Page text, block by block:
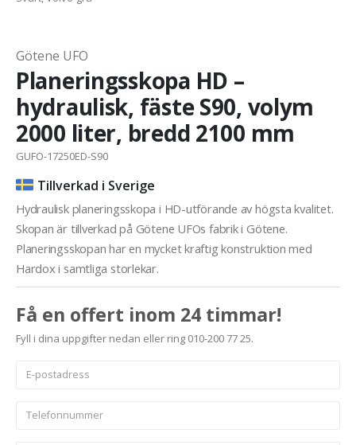
Götene UFO
Planeringsskopa HD –
hydraulisk, fäste S90, volym
2000 liter, bredd 2100 mm
GUFO-17250ED-S90
Tillverkad i Sverige
Hydraulisk planeringsskopa i HD-utförande av högsta kvalitet.
Skopan är tillverkad på Götene UFOs fabrik i Götene.
Planeringsskopan har en mycket kraftig konstruktion med
Hardox i samtliga storlekar.
Få en offert inom 24 timmar!
Fyll i dina uppgifter nedan eller ring 010-200 77 25.